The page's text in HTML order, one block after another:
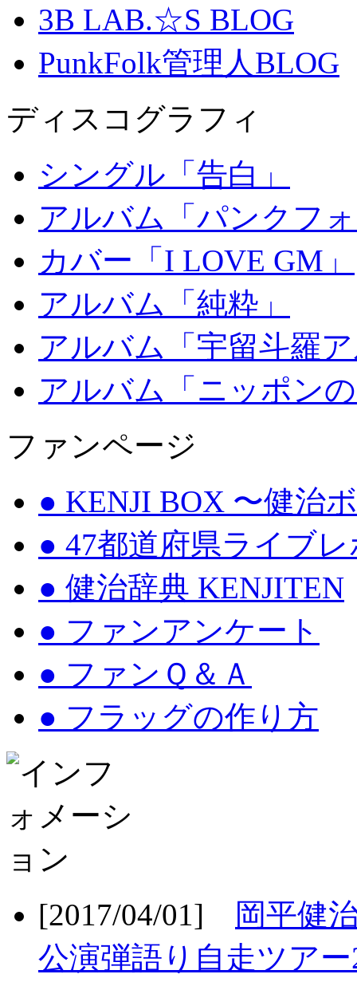
3B LAB.☆S BLOG
PunkFolk管理人BLOG
ディスコグラフィ
シングル「告白」
アルバム「パンクフ
カバー「I LOVE GM」
アルバム「純粋」
アルバム「宇留斗羅
アルバム「ニッポン
ファンページ
● KENJI BOX 〜健治
● 47都道府県ライブ
● 健治辞典 KENJITEN
● ファンアンケート
● ファンＱ＆Ａ
● フラッグの作り方
[2017/04/01]
岡平健
公演弾語り自走ツア